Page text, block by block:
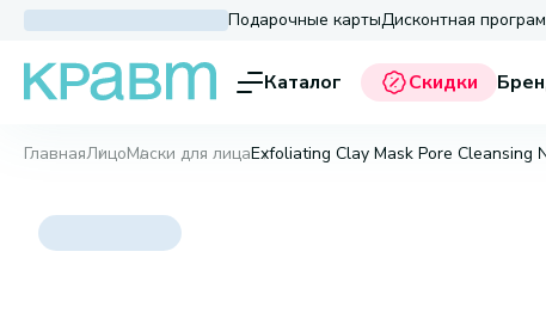
Подарочные картыДисконтная
Каталог Скидки
ГлавнаяЛицоМаски для лицаExfoliating Clay Mask Pore Cleansing